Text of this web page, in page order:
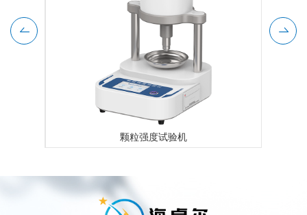
颗粒强度试验机